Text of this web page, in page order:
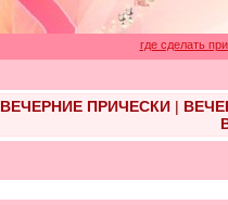
где сделать
ВЕЧЕРНИЕ ПРИЧЕСКИ|